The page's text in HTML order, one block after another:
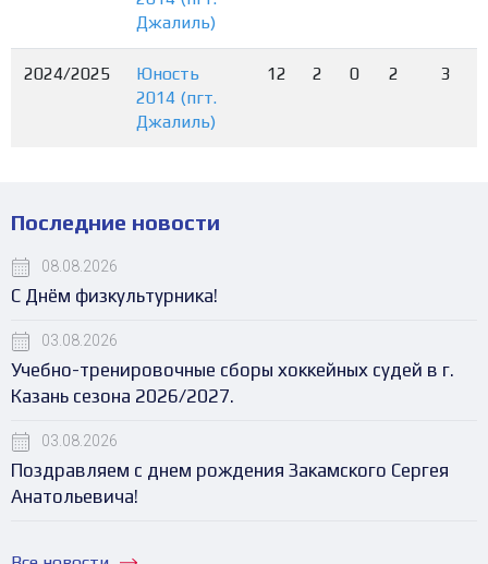
Джалиль)
2024/2025
Юность
2014 (пгт.
Джалиль)
12 2 0 2 3
Последние новости
08.08.2026
С Днём физкультурника!
03.08.2026
Учебно-тренировочные сборы хоккейных судей в г.
Казань сезона 2026/2027.
03.08.2026
Поздравляем с днем рождения Закамского Сергея
Анатольевича!